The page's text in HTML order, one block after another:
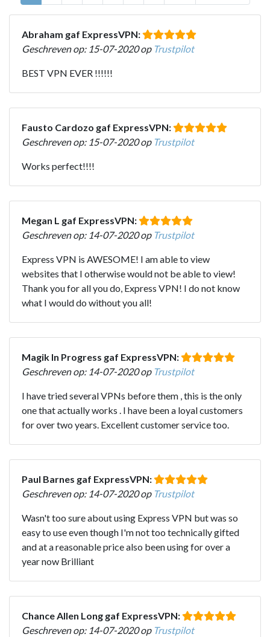
Abraham gaf ExpressVPN:
Geschreven op: 15-07-2020 op Trustpilot
BEST VPN EVER !!!!!!
Fausto Cardozo gaf ExpressVPN:
Geschreven op: 15-07-2020 op Trustpilot
Works perfect!!!!
Megan L gaf ExpressVPN:
Geschreven op: 14-07-2020 op Trustpilot
Express VPN is AWESOME! I am able to view
websites that I otherwise would not be able to view!
Thank you for all you do, Express VPN! I do not know
what I would do without you all!
Magik In Progress gaf ExpressVPN:
Geschreven op: 14-07-2020 op Trustpilot
I have tried several VPNs before them , this is the only
one that actually works . I have been a loyal customers
for over two years. Excellent customer service too.
Paul Barnes gaf ExpressVPN:
Geschreven op: 14-07-2020 op Trustpilot
Wasn't too sure about using Express VPN but was so
easy to use even though I'm not too technically gifted
and at a reasonable price also been using for over a
year now Brilliant
Chance Allen Long gaf ExpressVPN:
Geschreven op: 14-07-2020 op Trustpilot